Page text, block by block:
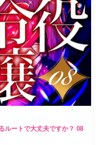
ルートで大丈夫ですか？ 08